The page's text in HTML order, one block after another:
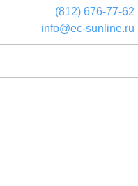
(812) 676-77-62
info@ec-sunline.ru